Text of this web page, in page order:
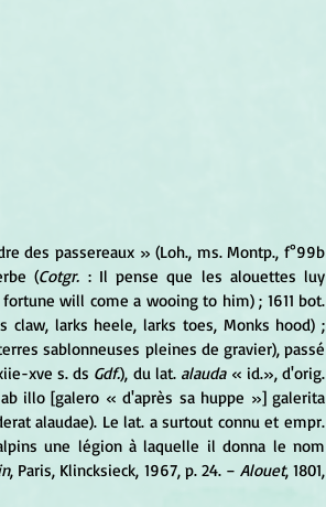
des passereaux » (Loh., ms. Montp., f°99b
(Cotgr. : Il pense que les alouettes luy
claw, larks heele, larks toes, Monks hood) ;
sablonneuses pleines de gravier), passé
xve s. ds Gdf.), du lat. alauda « id.», d'orig.
ab illo [galero « d'après sa huppe »] galerita
alaudae). Le lat. a surtout connu et empr.
une légion à laquelle il donna le nom
, Paris, Klincksieck, 1967, p. 24. − Alouet, 1801,